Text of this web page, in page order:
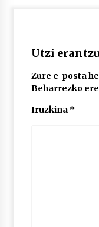
Utzi
Zure e-posta
Beharrezko
Iruzkina *